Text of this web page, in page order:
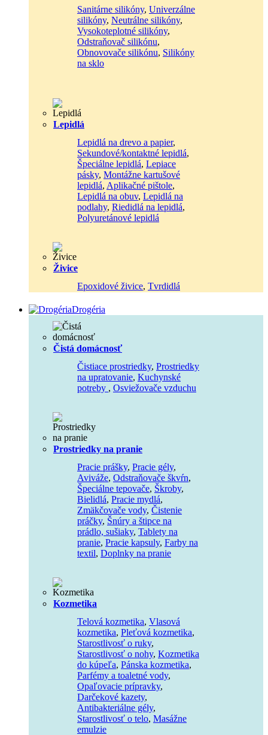
Sanitárne silikóny, Univerzálne
silikóny, Neutrálne silikóny,
Vysokoteplotné silikóny,
Odstraňovač silikónu,
Obnovovače silikónu, Silikóny
na sklo
Lepidlá
Lepidlá na drevo a papier,
Sekundové/kontaktné lepidlá,
Špeciálne lepidlá, Lepiace
pásky, Montážne kartušové
lepidlá, Aplikačné pištole,
Lepidlá na obuv, Lepidlá na
podlahy, Riedidlá na lepidlá,
Polyuretánové lepidlá
Živice
Epoxidové živice, Tvrdidlá
Drogéria
Čistá domácnosť
Čistiace prostriedky, Prostriedky
na upratovanie, Kuchynské
potreby , Osviežovače vzduchu
Prostriedky na pranie
Pracie prášky, Pracie gély,
Aviváže, Odstraňovače škvŕn,
Špeciálne tepovače, Škroby,
Bielidlá, Pracie mydlá,
Zmäkčovače vody, Čistenie
práčky, Šnúry a štipce na
prádlo, sušiaky, Tablety na
pranie, Pracie kapsuly, Farby na
textil, Doplnky na pranie
Kozmetika
Telová kozmetika, Vlasová
kozmetika, Pleťová kozmetika,
Starostlivosť o ruky,
Starostlivosť o nohy, Kozmetika
do kúpeľa, Pánska kozmetika,
Parfémy a toaletné vody,
Opaľovacie prípravky,
Darčekové kazety,
Antibakteriálne gély,
Starostlivosť o telo, Masážne
emulzie